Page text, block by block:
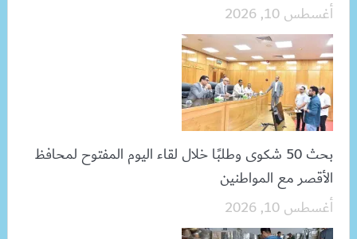
أغسطس 10, 2026
بحث 50 شكوى وطلبًا خلال لقاء اليوم المفتوح لمحافظ
الأقصر مع المواطنين
أغسطس 10, 2026